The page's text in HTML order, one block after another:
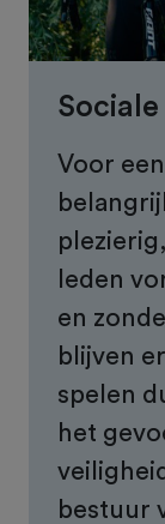
Voor
leden
en
blijven
spelen
het
bestuur